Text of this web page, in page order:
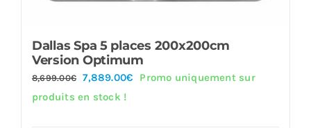
Dallas Spa 5 places 200x200cm
Version Optimum
8,699.00€ Le
prix
7,889.00€LePromo uniquement sur
produits en stock !